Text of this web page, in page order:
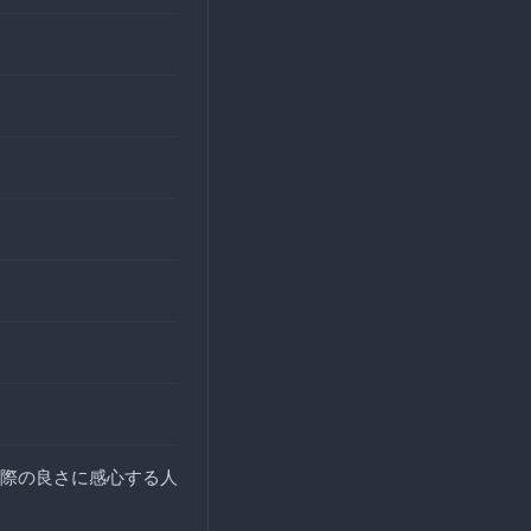
の良さに感心する人